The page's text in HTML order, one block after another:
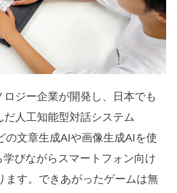
ジー企業が開発し、日本でも
だ人工知能型対話システム
の文章生成AIや画像生成AIを使
びながらスマートフォン向け
ます。できあがったゲームは無